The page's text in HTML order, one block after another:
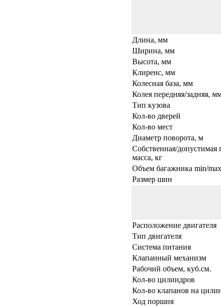
Длина, мм
Ширина, мм
Высота, мм
Клиренс, мм
Колесная база, мм
Колея передняя/задняя,
Тип кузова
Кол-во дверей
Кол-во мест
Диаметр поворота, м
Собственная/допустимая
масса, кг
Объем багажника min/
Размер шин
Расположение двигателя
Тип двигателя
Система питания
Клапанный механизм
Рабочий объем, куб.см.
Кол-во цилиндров
Кол-во клапанов на
Ход поршня